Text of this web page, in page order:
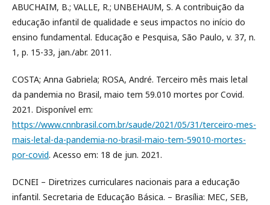
ABUCHAIM, B.; VALLE, R.; UNBEHAUM, S. A contribuição da
educação infantil de qualidade e seus impactos no início do
ensino fundamental. Educação e Pesquisa, São Paulo, v. 37, n.
1, p. 15-33, jan./abr. 2011.
COSTA; Anna Gabriela; ROSA, André. Terceiro mês mais letal
da pandemia no Brasil, maio tem 59.010 mortes por Covid.
2021. Disponível em:
https://www.cnnbrasil.com.br/saude/2021/05/31/terceiro-mes-
mais-letal-da-pandemia-no-brasil-maio-tem-59010-mortes-
por-covid. Acesso em: 18 de jun. 2021.
DCNEI – Diretrizes curriculares nacionais para a educação
infantil. Secretaria de Educação Básica. – Brasília: MEC, SEB,